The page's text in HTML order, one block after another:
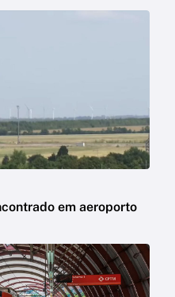
em aeroporto